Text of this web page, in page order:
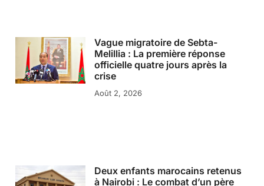
Vague migratoire de Sebta-
Melillia : La première réponse
officielle quatre jours après la
crise
Août 2, 2026
Deux enfants marocains retenus
à Nairobi : Le combat d’un père